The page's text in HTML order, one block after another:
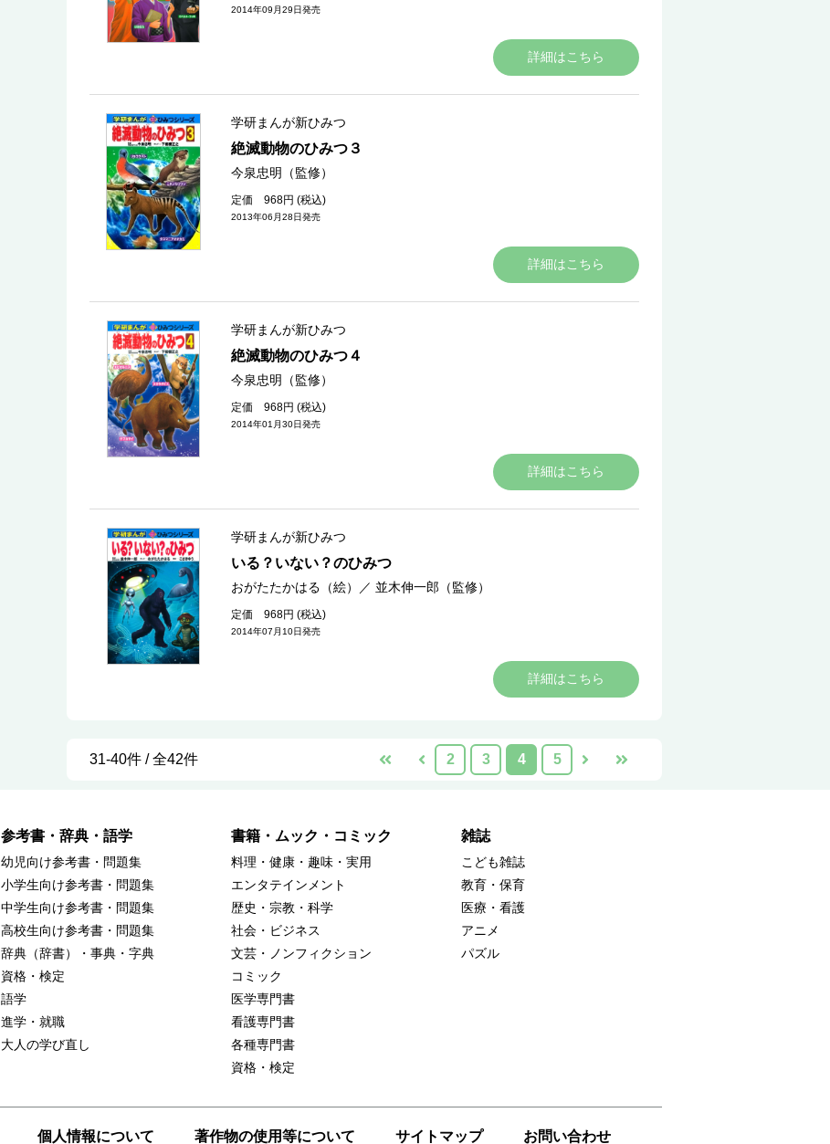
2014年09月29日発売
詳細はこちら
学研まんが新ひみつ
絶滅動物のひみつ３
今泉忠明（監修）
定価 968円 (税込)
2013年06月28日発売
詳細はこちら
学研まんが新ひみつ
絶滅動物のひみつ４
今泉忠明（監修）
定価 968円 (税込)
2014年01月30日発売
詳細はこちら
学研まんが新ひみつ
いる？いない？のひみつ
おがたたかはる（絵） ／ 並木伸一郎（監修）
定価 968円 (税込)
2014年07月10日発売
詳細はこちら
31-40件 / 全42件 2 3 4 5
参考書・辞典・語学
幼児向け参考書・問題集
小学生向け参考書・問題集
中学生向け参考書・問題集
高校生向け参考書・問題集
辞典（辞書）・事典・字典
資格・検定
語学
進学・就職
大人の学び直し
書籍・ムック・コミック
料理・健康・趣味・実用
エンタテインメント
歴史・宗教・科学
社会・ビジネス
文芸・ノンフィクション
コミック
医学専門書
看護専門書
各種専門書
資格・検定
雑誌
こども雑誌
教育・保育
医療・看護
アニメ
パズル
個人情報について 著作物の使用等について サイトマップ お問い合わせ